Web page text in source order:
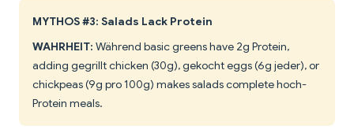
MYTHOS #3: Salads Lack Protein
WAHRHEIT: Während basic greens have 2g Protein,
adding gegrillt chicken (30g), gekocht eggs (6g jeder), or
chickpeas (9g pro 100g) makes salads complete hoch-
Protein meals.